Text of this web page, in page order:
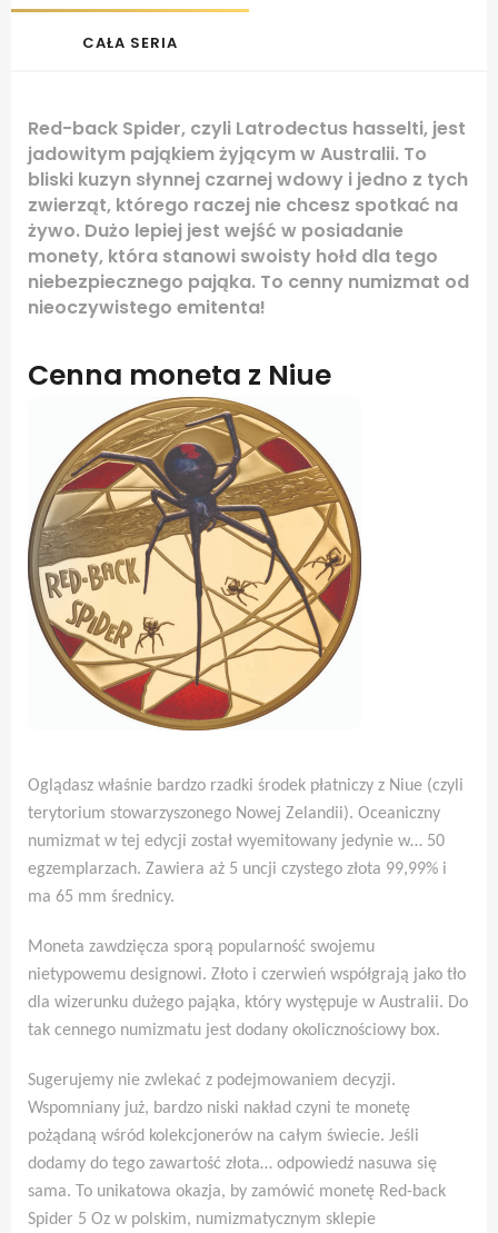
CAŁA SERIA
Red-back Spider, czyli Latrodectus hasselti, jest
jadowitym pająkiem żyjącym w Australii. To
bliski kuzyn słynnej czarnej wdowy i jedno z tych
zwierząt, którego raczej nie chcesz spotkać na
żywo. Dużo lepiej jest wejść w posiadanie
monety, która stanowi swoisty hołd dla tego
niebezpiecznego pająka. To cenny numizmat od
nieoczywistego emitenta!
Cenna moneta z Niue
Oglądasz właśnie bardzo rzadki środek płatniczy z Niue (czyli
terytorium stowarzyszonego Nowej Zelandii). Oceaniczny
numizmat w tej edycji został wyemitowany jedynie w… 50
egzemplarzach. Zawiera aż 5 uncji czystego złota 99,99% i
ma 65 mm średnicy.
Moneta zawdzięcza sporą popularność swojemu
nietypowemu designowi. Złoto i czerwień współgrają jako tło
dla wizerunku dużego pająka, który występuje w Australii. Do
tak cennego numizmatu jest dodany okolicznościowy box.
Sugerujemy nie zwlekać z podejmowaniem decyzji.
Wspomniany już, bardzo niski nakład czyni te monetę
pożądaną wśród kolekcjonerów na całym świecie. Jeśli
dodamy do tego zawartość złota… odpowiedź nasuwa się
sama. To unikatowa okazja, by zamówić monetę Red-back
Spider 5 Oz w polskim, numizmatycznym sklepie